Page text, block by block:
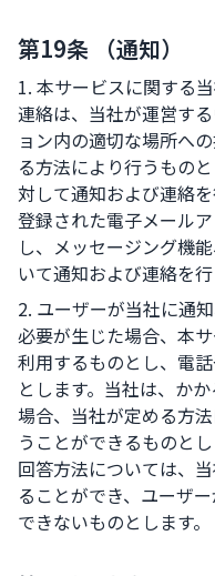
第19条 （通知）
1. 本サービスに関する
連絡は、当社が運営す
ョン内の適切な場所へ
る方法により行うもの
対して通知および連絡
登録された電子メール
し、メッセージング機
いて通知および連絡を行
2. ユーザーが当社に通
必要が生じた場合、本
利用するものとし、電
とします。当社は、か
場合、当社が定める方
うことができるものと
回答方法については、
ることができ、ユーザ
できないものとします。